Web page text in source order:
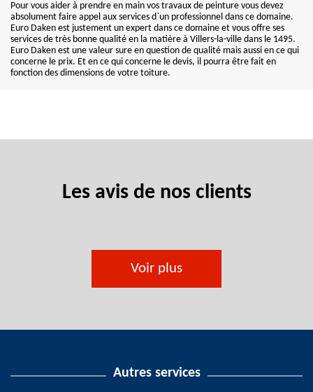
Pour vous aider à prendre en main vos travaux de peinture vous devez
absolument faire appel aux services d`un professionnel dans ce domaine.
Euro Daken est justement un expert dans ce domaine et vous offre ses
services de très bonne qualité en la matière à Villers-la-ville dans le 1495.
Euro Daken est une valeur sure en question de qualité mais aussi en ce qui
concerne le prix. Et en ce qui concerne le devis, il pourra être fait en
fonction des dimensions de votre toiture.
Les avis de nos clients
Voir plus
Autres services